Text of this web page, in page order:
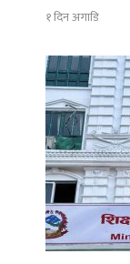
१ दिन अगाडि